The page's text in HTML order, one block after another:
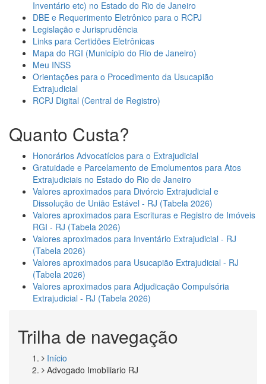
Inventário etc) no Estado do Rio de Janeiro
DBE e Requerimento Eletrônico para o RCPJ
Legislação e Jurisprudência
Links para Certidões Eletrônicas
Mapa do RGI (Município do Rio de Janeiro)
Meu INSS
Orientações para o Procedimento da Usucapião
Extrajudicial
RCPJ Digital (Central de Registro)
Quanto Custa?
Honorários Advocatícios para o Extrajudicial
Gratuidade e Parcelamento de Emolumentos para Atos
Extrajudiciais no Estado do Rio de Janeiro
Valores aproximados para Divórcio Extrajudicial e
Dissolução de União Estável - RJ (Tabela 2026)
Valores aproximados para Escrituras e Registro de Imóveis
RGI - RJ (Tabela 2026)
Valores aproximados para Inventário Extrajudicial - RJ
(Tabela 2026)
Valores aproximados para Usucapião Extrajudicial - RJ
(Tabela 2026)
Valores aproximados para Adjudicação Compulsória
Extrajudicial - RJ (Tabela 2026)
Trilha de navegação
Início
Advogado Imobiliario RJ